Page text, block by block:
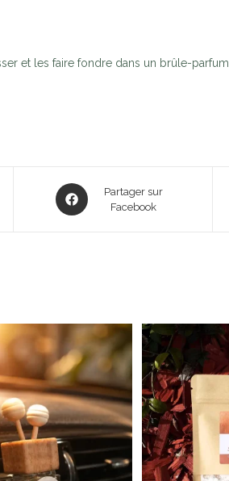
et les faire fondre dans un brûle-parfum.
Partager sur
Facebook